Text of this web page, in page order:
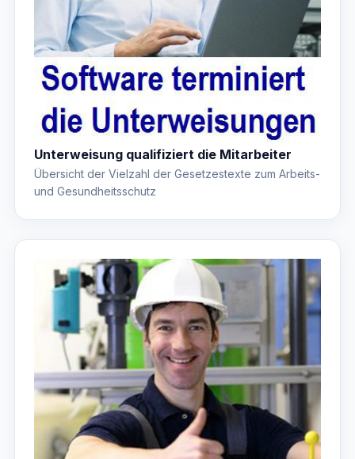
Unterweisung qualifiziert die Mitarbeiter
Übersicht der Vielzahl der Gesetzestexte zum Arbeits-
und Gesundheitsschutz